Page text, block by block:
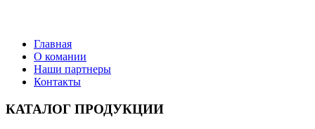
Главная
О комании
Наши партнеры
Контакты
КАТАЛОГ ПРОДУКЦИИ